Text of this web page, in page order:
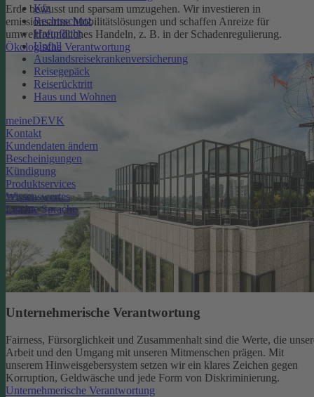
Kfz
Rechtsschutz
Haftpflicht
Unfall
Auslandsreisekrankenversicherung
Reisegepäck
Reiserücktritt
Haus und Wohnen
meineDEVK
Kontakt
Kundendaten ändern
Bescheinigungen
Kündigung
Produktservices
Wissenswertes
Leichte Sprache
Erde bewusst und sparsam umzugehen. Wir investieren in
emissionsarme Mobilitätslösungen und schaffen Anreize für
umweltfreundliches Handeln, z. B. in der Schadenregulierung.
Ökologische Verantwortung
Unternehmerische Verantwortung
Fairness, Fürsorglichkeit und Zusammenhalt sind die Werte, die
Arbeit und den Umgang mit unseren Mitmenschen prägen. Mit
unserem Hinweisgebersystem setzen wir ein klares Zeichen gegen
Korruption, Geldwäsche und jede Form von Diskriminierung.
Unternehmerische Verantwortung